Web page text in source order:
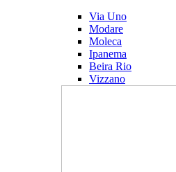
Via Uno
Modare
Moleca
Ipanema
Beira Rio
Vizzano